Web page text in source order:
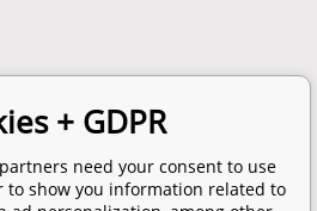
+ GDPR
need your consent to use
show you information related to